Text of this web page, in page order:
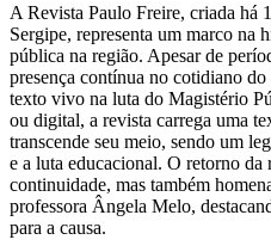
A Revista Paulo Freire, criada há
Sergipe, representa um marco na
pública na região. Apesar de
presença contínua no cotidiano
texto vivo na luta do Magistério
ou digital, a revista carrega uma
transcende seu meio, sendo um
e a luta educacional. O retorno da
continuidade, mas também
professora Ângela Melo,
para a causa.